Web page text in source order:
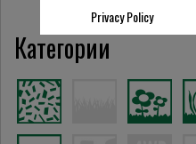
Категории
Privacy Policy